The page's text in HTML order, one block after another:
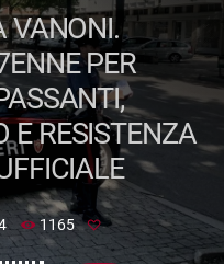
VANONI.
PER
E RESISTENZA
1165